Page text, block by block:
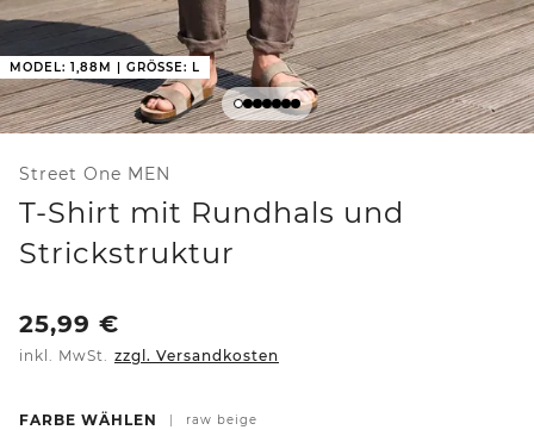
MODEL: 1,88M | GRÖSSE: L
Street One MEN
T-Shirt mit Rundhals und
Strickstruktur
25,99 €
inkl. MwSt. zzgl. Versandkosten
FARBE WÄHLEN raw beige